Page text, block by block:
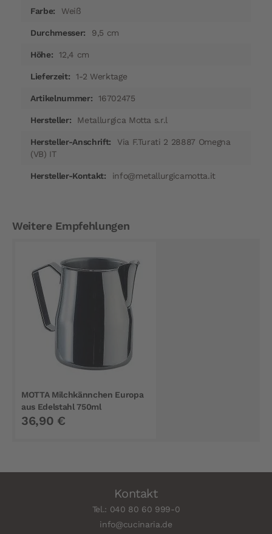
Weiß
9,5 cm
12,4 cm
1-2 Werktage
16702475
Metallurgica Motta s.r.l
Via F.Turati 2 28887 Omegna
(VB) IT
info@metallurgicamotta.it
Weitere Empfehlungen
MOTTA Milchkännchen Europa
aus Edelstahl 750ml
36,90 €
Kontakt
Tel.: 040 80 60 999-0
info@cucinaria.de